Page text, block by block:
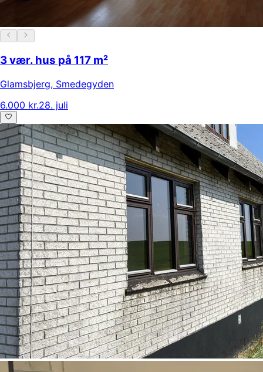
3 vær. hus på 117 m²
Glamsbjerg, Smedegyden
6.000 kr.28. juli